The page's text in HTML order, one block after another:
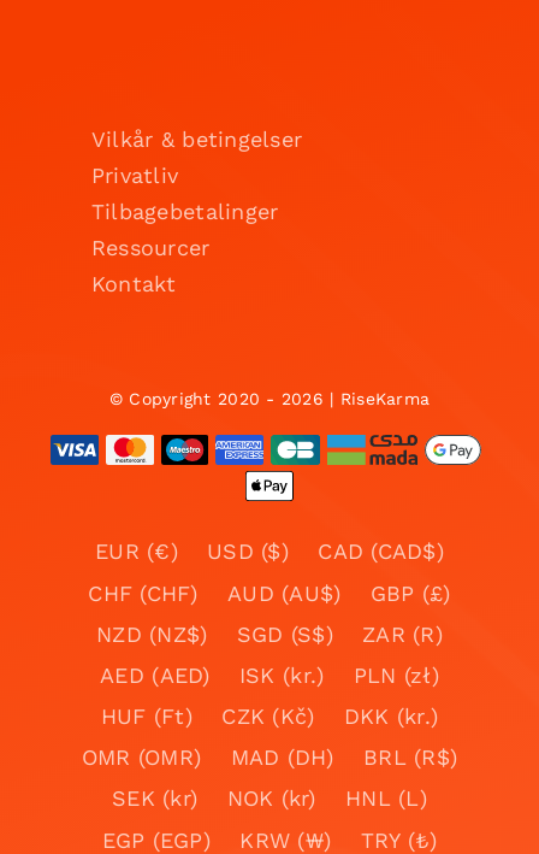
Vilkår & betingelser
Privatliv
Tilbagebetalinger
Ressourcer
Kontakt
© Copyright 2020 - 2026 | RiseKarma
EUR (€) USD ($)
CAD (CAD$)
CHF (CHF)
AUD (AU$)
GBP (£)
NZD (NZ$)
SGD (S$)
ZAR (R)
AED (AED)
ISK (kr.)
PLN (zł)
HUF (Ft)
CZK (Kč)
DKK (kr.)
OMR (OMR)
MAD (DH)
BRL (R$)
SEK (kr)
NOK (kr)
HNL (L)
EGP (EGP)
KRW (₩)
TRY (₺)